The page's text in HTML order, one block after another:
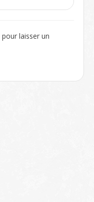
pour laisser un